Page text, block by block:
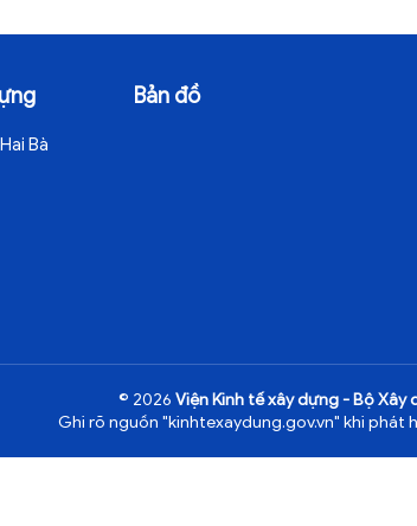
Bà
Bản đồ
© 2026 Viện Kinh tế xây dựng - Bộ Xây
Ghi rõ nguồn "kinhtexaydung.gov.vn" khi phát